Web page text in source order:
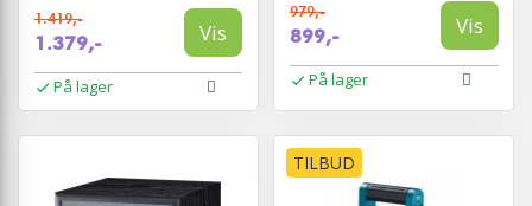
1.419,-
1.379,- Vis
På lager
979,-
899,- Vis
På lager
TILBUD